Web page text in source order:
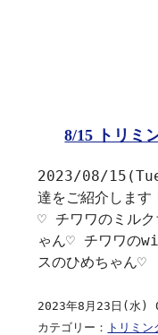
8/15 トリミ
2023/08/
達をご紹介しま
♡ チワワのミル
ゃん♡ チワワの
スのひめちゃん
2023年8月23日(水)
カテゴリー： トリミ